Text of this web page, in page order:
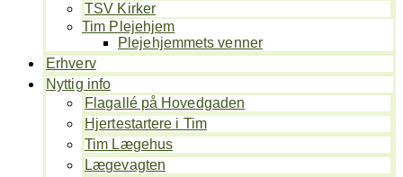
TSV Kirker
Tim Plejehjem
Plejehjemmets venner
Erhverv
Nyttig info
Flagallé på Hovedgaden
Hjertestartere i Tim
Tim Lægehus
Lægevagten